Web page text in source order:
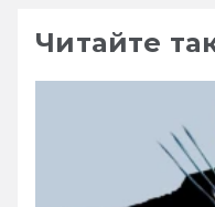
Читайте